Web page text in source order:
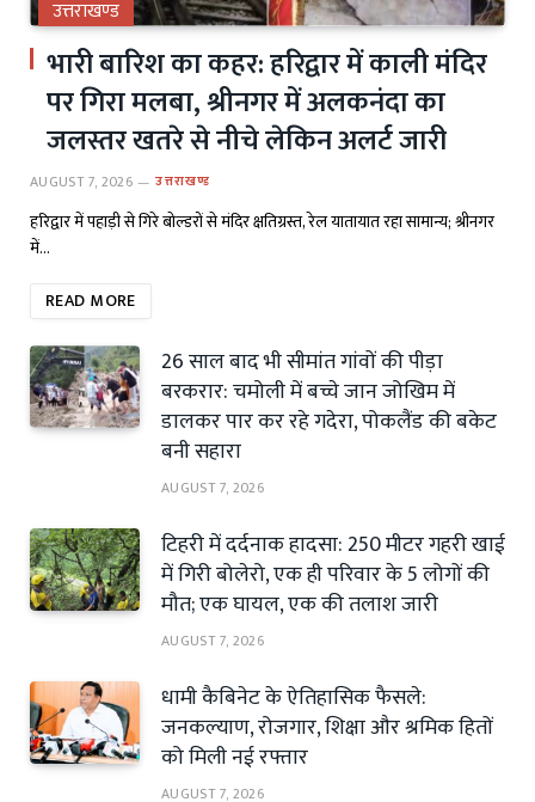
उत्तराखण्ड
भारी बारिश का कहर: हरिद्वार में काली मंदिर
पर गिरा मलबा, श्रीनगर में अलकनंदा का
जलस्तर खतरे से नीचे लेकिन अलर्ट जारी
AUGUST 7, 2026 उत्तराखण्ड
हरिद्वार में पहाड़ी से गिरे बोल्डरों से मंदिर क्षतिग्रस्त, रेल यातायात रहा सामान्य; श्रीनगर
में…
READ MORE
26 साल बाद भी सीमांत गांवों की पीड़ा
बरकरार: चमोली में बच्चे जान जोखिम में
डालकर पार कर रहे गदेरा, पोकलैंड की बकेट
बनी सहारा
AUGUST 7, 2026
टिहरी में दर्दनाक हादसा: 250 मीटर गहरी खाई
में गिरी बोलेरो, एक ही परिवार के 5 लोगों की
मौत; एक घायल, एक की तलाश जारी
AUGUST 7, 2026
धामी कैबिनेट के ऐतिहासिक फैसले:
जनकल्याण, रोजगार, शिक्षा और श्रमिक हितों
को मिली नई रफ्तार
AUGUST 7, 2026